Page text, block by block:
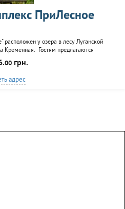
ПриЛесное
у озера в лесу Луганской
Кременная. Гостям предлагаются
в лесной зоне и у озера, с
а также гостиничные 1, 2х
и гостиничными аксессуарами. К
00 грн.
адрес